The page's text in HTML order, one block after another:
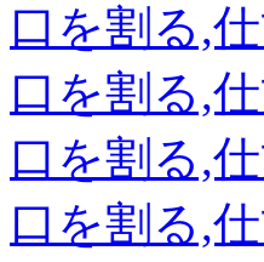
口を割る,
口を割る,
口を割る,
口を割る,